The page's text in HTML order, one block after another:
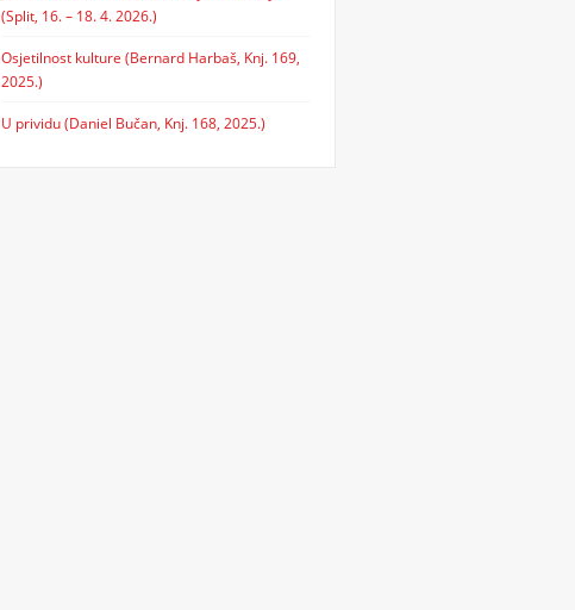
(Split, 16. – 18. 4. 2026.)
Osjetilnost kulture (Bernard Harbaš, Knj. 169,
2025.)
U prividu (Daniel Bučan, Knj. 168, 2025.)